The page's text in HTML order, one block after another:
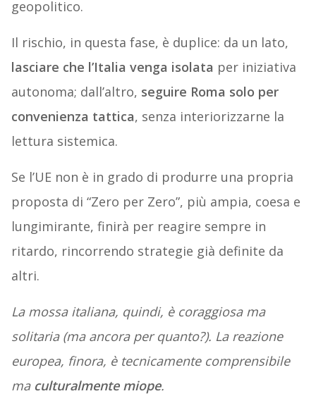
geopolitico.
Il rischio, in questa fase, è duplice: da un lato,
lasciare che l’Italia venga isolata per iniziativa
autonoma; dall’altro, seguire Roma solo per
convenienza tattica, senza interiorizzarne la
lettura sistemica.
Se l’UE non è in grado di produrre una propria
proposta di “Zero per Zero”, più ampia, coesa e
lungimirante, finirà per reagire sempre in
ritardo, rincorrendo strategie già definite da
altri.
La mossa italiana, quindi, è coraggiosa ma
solitaria (ma ancora per quanto?). La reazione
europea, finora, è tecnicamente comprensibile
ma culturalmente miope.